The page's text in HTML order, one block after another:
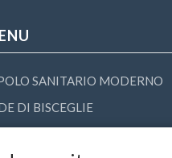
SANITARIO MODERNO
DI BISCEGLIE